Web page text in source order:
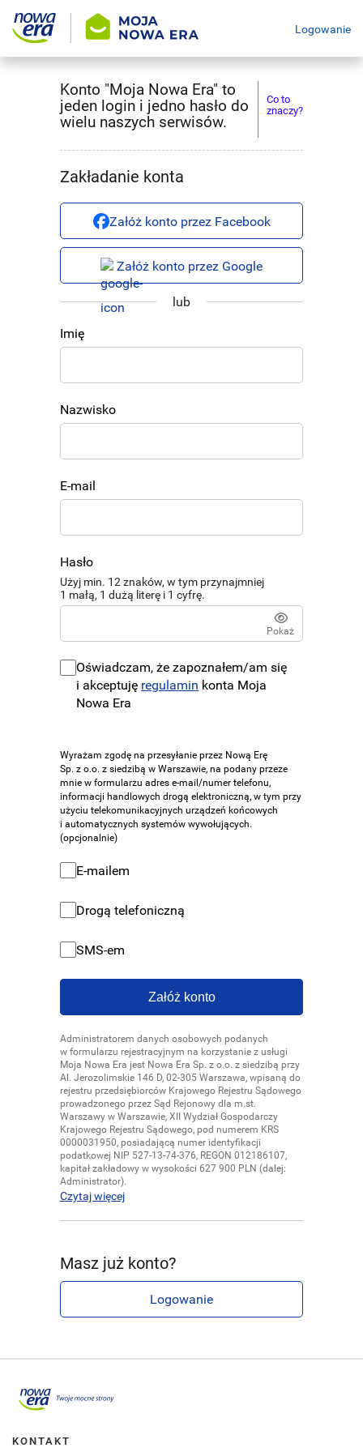
Logowanie
Konto "Moja Nowa Era" to
jeden login i jedno hasło do
wielu naszych serwisów.
Co to
znaczy?
Zakładanie konta
Załóż konto przez Facebook
Załóż konto przez Google
lub
Imię
Nazwisko
E-mail
Hasło
Użyj min. 12 znaków, w tym przynajmniej
1 małą, 1 dużą literę i 1 cyfrę.
Pokaż
Oświadczam, że zapoznałem/am się
i akceptuję regulamin konta Moja
Nowa Era
Wyrażam zgodę na przesyłanie przez Nową Erę
Sp. z o.o. z siedzibą w Warszawie, na podany przeze
mnie w formularzu adres e-mail/numer telefonu,
informacji handlowych drogą elektroniczną, w tym przy
użyciu telekomunikacyjnych urządzeń końcowych
i automatycznych systemów wywołujących.
(opcjonalnie)
Zgoda na przesyłanie informacji handlowych E-
E-mailem
Zgoda na przesyłanie informacji handlowych
Drogą telefoniczną
Zgoda na przesyłanie informacji handlowych
SMS-em
Załóż konto
Administratorem danych osobowych podanych
w formularzu rejestracyjnym na korzystanie z usługi
Moja Nowa Era jest Nowa Era Sp. z o.o. z siedzibą przy
Al. Jerozolimskie 146 D, 02-305 Warszawa, wpisaną do
rejestru przedsiębiorców Krajowego Rejestru Sądowego
prowadzonego przez Sąd Rejonowy dla m.st.
Warszawy w Warszawie, XII Wydział Gospodarczy
Krajowego Rejestru Sądowego, pod numerem KRS
0000031950, posiadającą numer identyfikacji
podatkowej NIP 527-13-74-376, REGON 012186107,
kapitał zakładowy w wysokości 627 900 PLN (dalej:
Administrator).
Czytaj więcej
Masz już konto?
Logowanie
KONTAKT